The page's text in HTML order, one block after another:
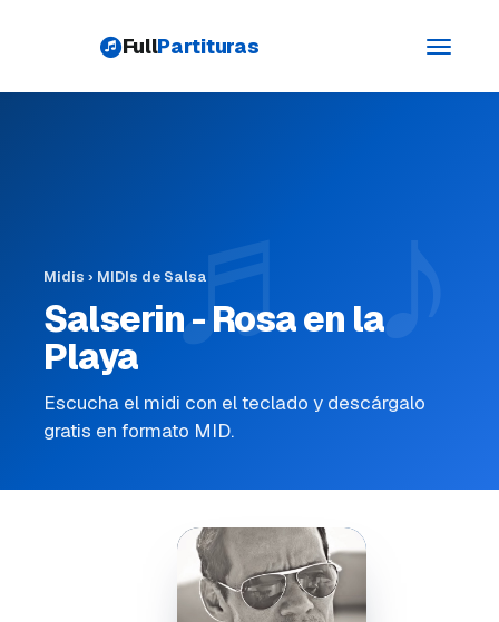
Toggle
FullPartituras
Midis › MIDIs de Salsa
Salserin - Rosa en la
Playa
Escucha el midi con el teclado y descárgalo
gratis en formato MID.